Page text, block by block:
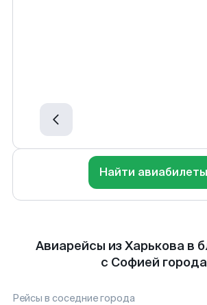
Найти авиабилеты
Авиарейсы из Харькова в
с Софией города
Рейсы в соседние города